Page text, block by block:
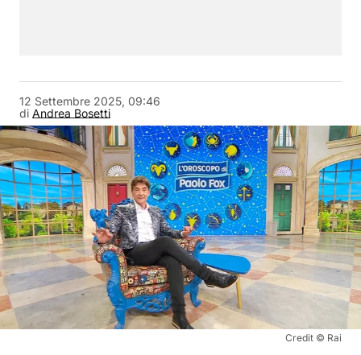
di Andrea Bosetti
12 Settembre 2025, 09:46
Credit © Rai